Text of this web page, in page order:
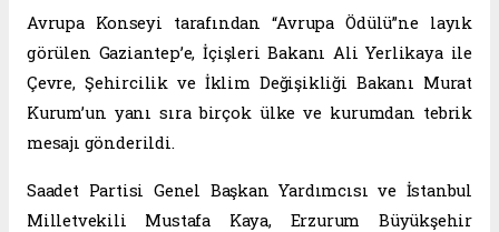
Avrupa Konseyi tarafından “Avrupa Ödülü”ne layık
görülen Gaziantep’e, İçişleri Bakanı Ali Yerlikaya ile
Çevre, Şehircilik ve İklim Değişikliği Bakanı Murat
Kurum’un yanı sıra birçok ülke ve kurumdan tebrik
mesajı gönderildi.
Saadet Partisi Genel Başkan Yardımcısı ve İstanbul
Milletvekili Mustafa Kaya, Erzurum Büyükşehir